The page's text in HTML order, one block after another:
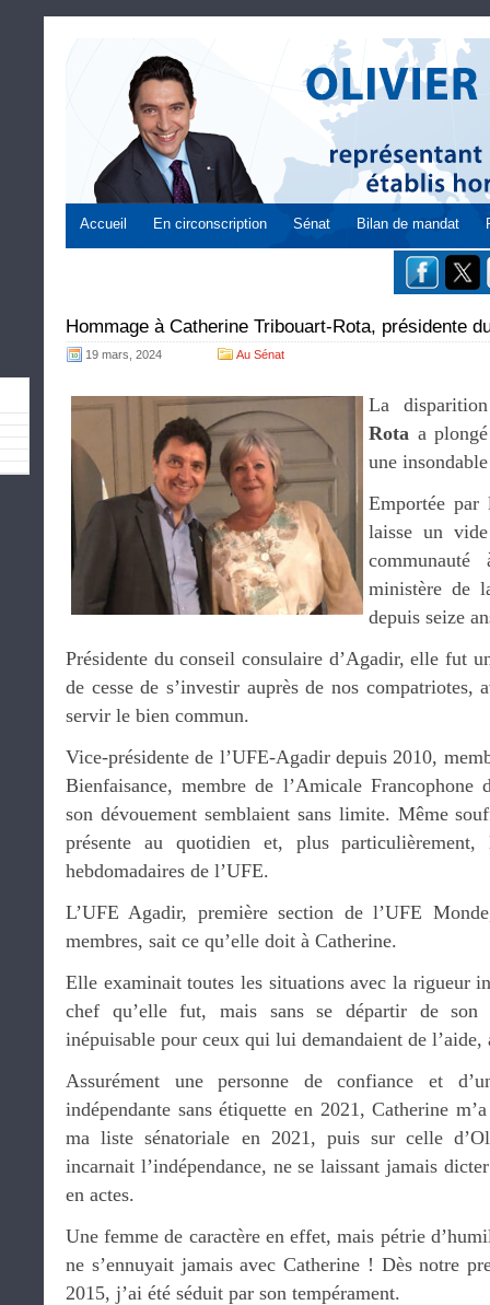
Accueil En circonscription Sénat Bilan de mandat
Hommage à Catherine Tribouart-Rota, présidente
19 mars, 2024 Au Sénat
La
Rota a
une
Emportée
laisse un
ministère de
depuis seize
Présidente du conseil consulaire d’Agadir, elle fut
de cesse de s’investir auprès de nos compatriotes,
servir le bien commun.
Vice-présidente de l’UFE-Agadir depuis 2010,
Bienfaisance, membre de l’Amicale Francophone
son dévouement semblaient sans limite. Même
présente au quotidien et, plus particulièrement,
hebdomadaires de l’UFE.
L’UFE Agadir, première section de l’UFE
membres, sait ce qu’elle doit à Catherine.
Elle examinait toutes les situations avec la rigueur
chef qu’elle fut, mais sans se départir de son
inépuisable pour ceux qui lui demandaient de
Assurément une personne de confiance et
indépendante sans étiquette en 2021, Catherine
ma liste sénatoriale en 2021, puis sur celle
incarnait l’indépendance, ne se laissant jamais
en actes.
Une femme de caractère en effet, mais pétrie
ne s’ennuyait jamais avec Catherine ! Dès notre
2015, j’ai été séduit par son tempérament.